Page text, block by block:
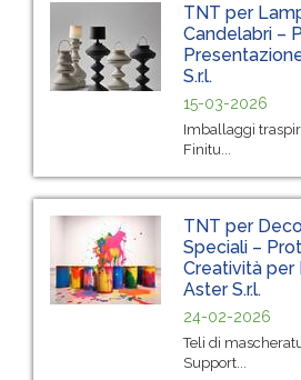
TNT per
Candelabri –
S.r.l.
15-03-2026
Imballaggi
Finitu...
TNT per
Speciali –
Creatività per
Aster S.r.l.
24-02-2026
Teli di
Support...